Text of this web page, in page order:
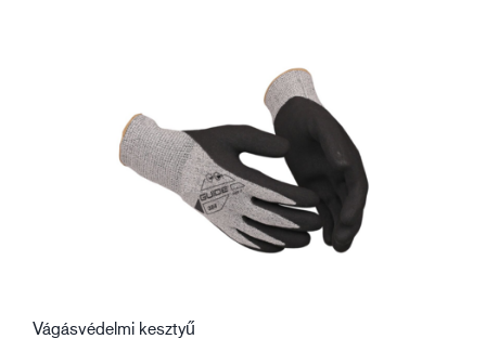
Vágásvédelmi kesztyű